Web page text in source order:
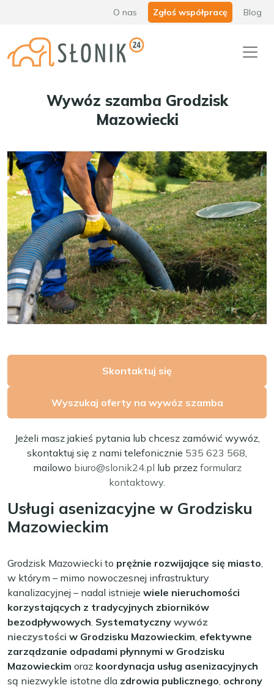
O nas Zgłoś współpracę Blog
Wywóz szamba Grodzisk
Mazowiecki
Skontaktuj się
Wyszukaj oferty na wywóz szamba
Jeżeli masz jakieś pytania lub chcesz zamówić wywóz,
skontaktuj się z nami telefonicznie 535 623 568,
mailowo biuro@slonik24.pl lub przez formularz
kontaktowy.
Usługi asenizacyjne w Grodzisku
Mazowieckim
Grodzisk Mazowiecki to prężnie rozwijające się miasto,
w którym – mimo nowoczesnej infrastruktury
kanalizacyjnej – nadal istnieje wiele nieruchomości
korzystających z tradycyjnych zbiorników
bezodpływowych. Systematyczny wywóz
nieczystości w Grodzisku Mazowieckim, efektywne
zarządzanie odpadami płynnymi w Grodzisku
Mazowieckim oraz koordynacja usług asenizacyjnych
są niezwykle istotne dla zdrowia publicznego, ochrony